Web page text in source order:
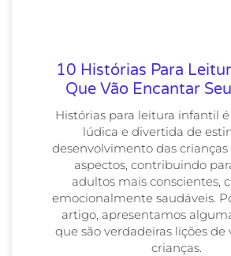
10 Histórias Para
Que Vão Encantar
Histórias para leitura infantil
lúdica e divertida de
desenvolvimento das
aspectos, contribuindo
adultos mais conscientes,
emocionalmente saudáveis.
artigo, apresentamos
que são verdadeiras lições de
crianças.